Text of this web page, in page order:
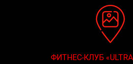
ФИТНЕС-КЛУБ «ULTRA